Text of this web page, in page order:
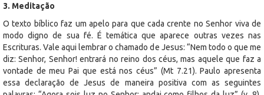
3. Meditação
O texto bíblico faz um apelo para que cada crente no Senhor viva de
modo digno de sua fé. É temática que aparece outras vezes nas
Escrituras. Vale aqui lembrar o chamado de Jesus: “Nem todo o que me
diz: Senhor, Senhor! entrará no reino dos céus, mas aquele que faz a
vontade de meu Pai que está nos céus” (Mt 7.21). Paulo apresenta
essa declaração de Jesus de maneira positiva com as seguintes